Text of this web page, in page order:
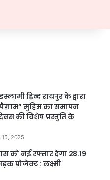
हिन्द रायपुर के द्वारा
मुहिम का समापन
की विशेष प्रस्तुति के
15, 2025
को नई रफ्तार देगा 28.19
प्रोजेक्ट : लक्ष्मी